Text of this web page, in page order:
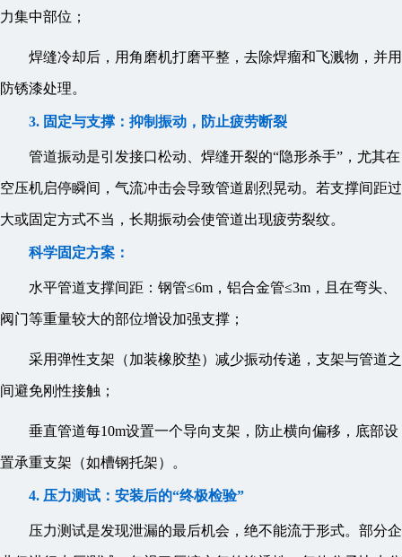
力集中部位；
焊缝冷却后，用角磨机打磨平整，去除焊瘤和飞溅物，并用
防锈漆处理。
3. 固定与支撑：抑制振动，防止疲劳断裂
管道振动是引发接口松动、焊缝开裂的“隐形杀手”，尤其在
空压机启停瞬间，气流冲击会导致管道剧烈晃动。若支撑间距过
大或固定方式不当，长期振动会使管道出现疲劳裂纹。
科学固定方案：
水平管道支撑间距：钢管≤6m，铝合金管≤3m，且在弯头、
阀门等重量较大的部位增设加强支撑；
采用弹性支架（加装橡胶垫）减少振动传递，支架与管道之
间避免刚性接触；
垂直管道每10m设置一个导向支架，防止横向偏移，底部设
置承重支架（如槽钢托架）。
4. 压力测试：安装后的“终极检验”
压力测试是发现泄漏的最后机会，绝不能流于形式。部分企